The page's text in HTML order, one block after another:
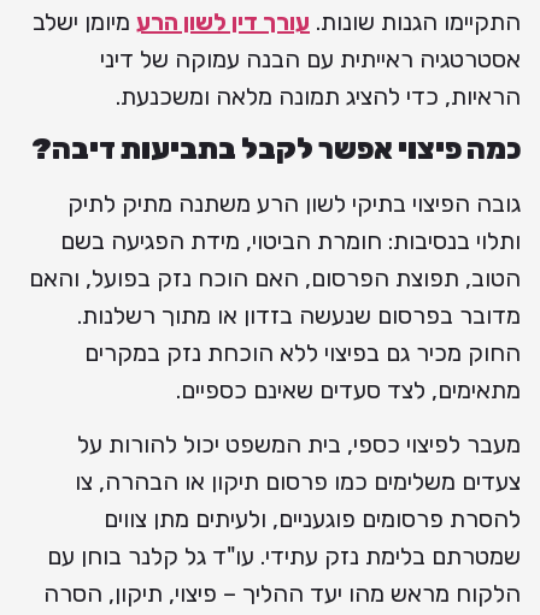
התקיימו הגנות שונות. עורך דין לשון הרע מיומן ישלב
אסטרטגיה ראייתית עם הבנה עמוקה של דיני
הראיות, כדי להציג תמונה מלאה ומשכנעת.
כמה פיצוי אפשר לקבל בתביעות דיבה?
גובה הפיצוי בתיקי לשון הרע משתנה מתיק לתיק
ותלוי בנסיבות: חומרת הביטוי, מידת הפגיעה בשם
הטוב, תפוצת הפרסום, האם הוכח נזק בפועל, והאם
מדובר בפרסום שנעשה בזדון או מתוך רשלנות.
החוק מכיר גם בפיצוי ללא הוכחת נזק במקרים
מתאימים, לצד סעדים שאינם כספיים.
מעבר לפיצוי כספי, בית המשפט יכול להורות על
צעדים משלימים כמו פרסום תיקון או הבהרה, צו
להסרת פרסומים פוגעניים, ולעיתים מתן צווים
שמטרתם בלימת נזק עתידי. עו"ד גל קלנר בוחן עם
הלקוח מראש מהו יעד ההליך – פיצוי, תיקון, הסרה